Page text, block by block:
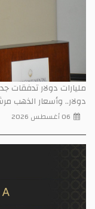
دولار.. وأسعار الذهب مرشحة
06 أغسطس 2026